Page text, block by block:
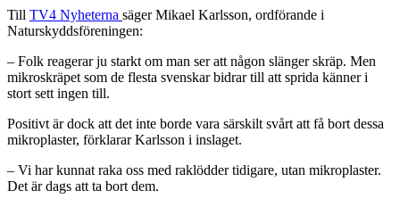
Till TV4 Nyheterna säger Mikael Karlsson, ordförande i
Naturskyddsföreningen:
– Folk reagerar ju starkt om man ser att någon slänger skräp. Men
mikroskräpet som de flesta svenskar bidrar till att sprida känner i
stort sett ingen till.
Positivt är dock att det inte borde vara särskilt svårt att få bort dessa
mikroplaster, förklarar Karlsson i inslaget.
– Vi har kunnat raka oss med raklödder tidigare, utan mikroplaster.
Det är dags att ta bort dem.